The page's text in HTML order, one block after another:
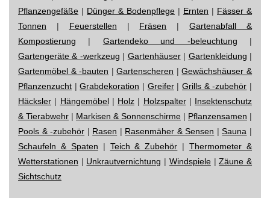
Pflanzengefäße | Dünger & Bodenpflege | Ernten | Fässer &
Tonnen | Feuerstellen | Fräsen |Gartenabfall &
Kompostierung | Gartendeko und -beleuchtung |
Gartengeräte & -werkzeug | Gartenhäuser| Gartenkleidung |
Gartenmöbel & -bauten |Gartenscheren |Gewächshäuser &
Pflanzenzucht |Grabdekoration | Greifer|Grills & -zubehör |
Häcksler | Hängemöbel| Holz | Holzspalter| Insektenschutz
& Tierabwehr | Markisen & Sonnenschirme | Pflanzensamen |
Pools & -zubehör | Rasen | Rasenmäher & Sensen |Sauna |
Schaufeln & Spaten | Teich & Zubehör |Thermometer &
Wetterstationen | Unkrautvernichtung | Windspiele|Zäune &
Sichtschutz